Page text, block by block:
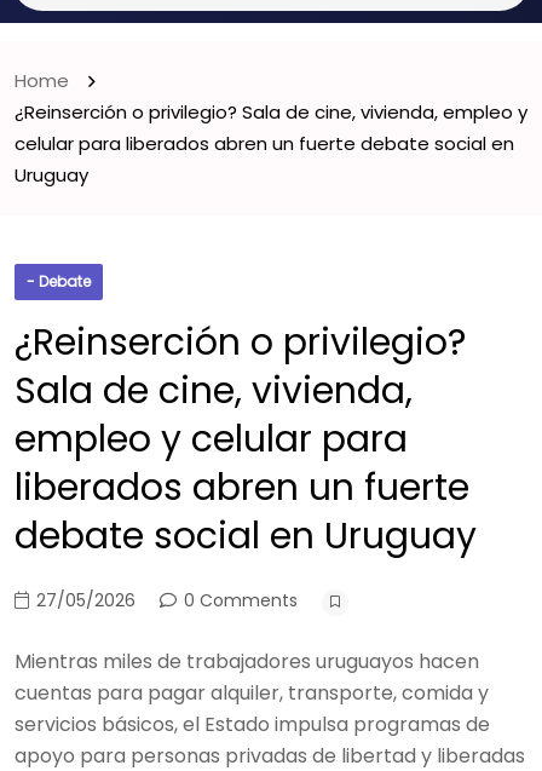
Home
¿Reinserción o privilegio? Sala de cine, vivienda, empleo y
celular para liberados abren un fuerte debate social en
Uruguay
- Debate
¿Reinserción o privilegio?
Sala de cine, vivienda,
empleo y celular para
liberados abren un fuerte
debate social en Uruguay
27/05/2026 0 Comments
Mientras miles de trabajadores uruguayos hacen
cuentas para pagar alquiler, transporte, comida y
servicios básicos, el Estado impulsa programas de
apoyo para personas privadas de libertad y liberadas